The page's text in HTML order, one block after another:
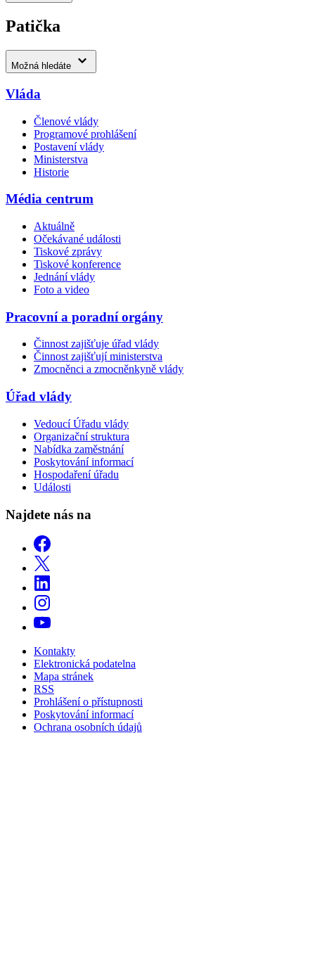
Patička
Možná hledáte
Vláda
Členové vlády
Programové prohlášení
Postavení vlády
Ministerstva
Historie
Média centrum
Aktuálně
Očekávané události
Tiskové zprávy
Tiskové konference
Jednání vlády
Foto a video
Pracovní a poradní orgány
Činnost zajišťuje úřad vlády
Činnost zajišťují ministerstva
Zmocněnci a zmocněnkyně vlády
Úřad vlády
Vedoucí Úřadu vlády
Organizační struktura
Nabídka zaměstnání
Poskytování informací
Hospodaření úřadu
Události
Najdete nás na
Kontakty
Elektronická podatelna
Mapa stránek
RSS
Prohlášení o přístupnosti
Poskytování informací
Ochrana osobních údajů